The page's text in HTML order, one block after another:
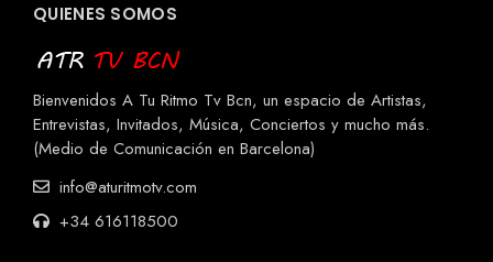
QUIENES SOMOS
Bienvenidos A Tu Ritmo Tv Bcn, un espacio de Artistas,
Entrevistas, Invitados, Música, Conciertos y mucho más.
(Medio de Comunicación en Barcelona)
info@aturitmotv.com
+34 616118500